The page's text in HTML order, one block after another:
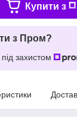
Купити з
з Пром?
захистом